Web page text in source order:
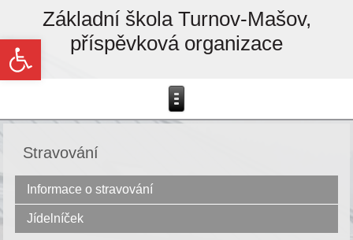
Open toolbar
Základní škola Turnov-Mašov,
příspěvková organizace
Stravování
Informace o stravování
Jídelníček